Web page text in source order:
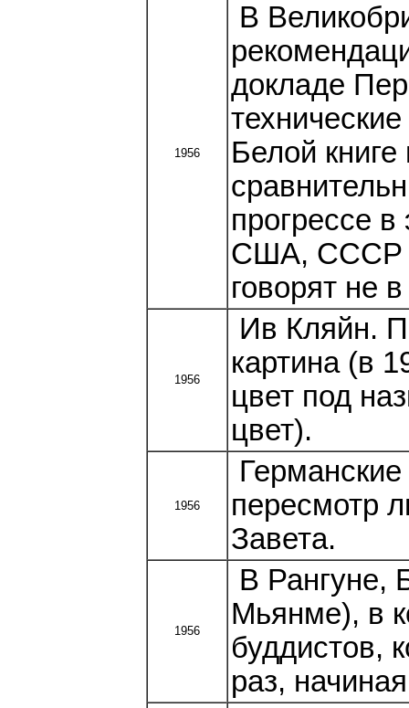
1956
В
докладе
Белой
прогрессе в
США, СССР
говорят не
1956
Ив Кляйн.
картина (в
цвет под
цвет).
1956
пересмотр
Завета.
1956
В Рангуне,
Мьянме), в
буддистов,
раз,